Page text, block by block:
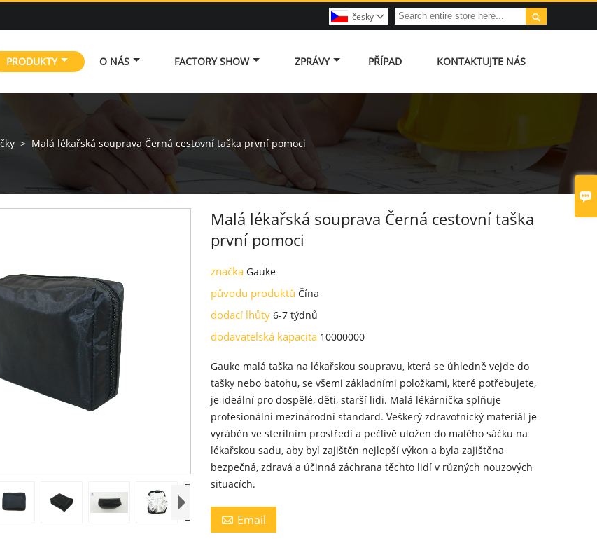


česky 
PRODUKTY O NÁS FACTORY SHOW ZPRÁVY PŘÍPAD KONTAKTUJTE NÁS
> Malá lékařská souprava Černá cestovní taška první pomoci
Malá lékařská souprava Černá cestovní taška
první pomoci
značkaGauke
původu produktůČína
dodací lhůty6-7 týdnů
dodavatelská kapacita 10000000
Gauke malá taška na lékařskou soupravu, která se úhledně vejde do
tašky nebo batohu, se všemi základními položkami, které potřebujete,
je ideální pro dospělé, děti, starší lidi. Malá lékárnička splňuje
profesionální mezinárodní standard. Veškerý zdravotnický materiál je
vyráběn ve sterilním prostředí a pečlivě uložen do malého sáčku na
lékařskou sadu, aby byl zajištěn nejlepší výkon a byla zajištěna
bezpečná, zdravá a účinná záchrana těchto lidí v různých nouzových
situacích.
 Email